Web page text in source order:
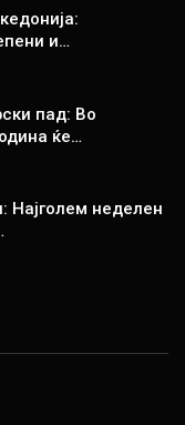
и…
пад: Во
ќе…
Најголем неделен